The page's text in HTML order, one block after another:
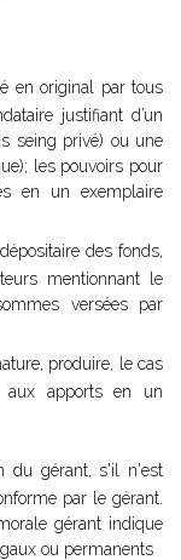
en original par tous
justifiant d’un
seing privé) ou une
les pouvoirs pour
en un exemplaire
des fonds,
mentionnant le
versées par
produire, le cas
aux apports en un
du gérant, s'il n'est
par le gérant.
gérant indique
ou permanents